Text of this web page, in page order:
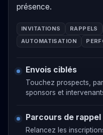
présence.
INVITATIONS RAPPELS
AUTOMATISATION
Envois ciblés
Touchez prospects,
sponsors et
Parcours de rappel
Relancez les